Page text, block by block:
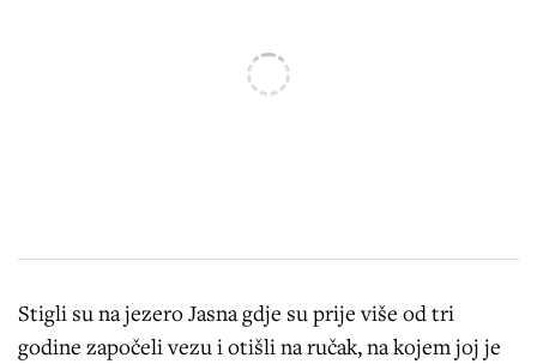
Stigli su na jezero Jasna gdje su prije više od tri
godine započeli vezu i otišli na ručak, na kojem joj je